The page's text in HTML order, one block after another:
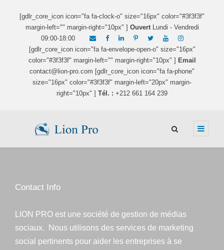
[gdlr_core_icon icon="fa fa-clock-o" size="16px" color="#3f3f3f"
margin-left="" margin-right="10px" ] OuvertLundi - Vendredi
09:00-18:00
[gdlr_core_icon icon="fa fa-envelope-open-o" size="16px"
color="#3f3f3f" margin-left="" margin-right="10px" ] Email
contact@lion-pro.com [gdlr_core_icon icon="fa fa-phone"
size="16px" color="#3f3f3f" margin-left="20px" margin-
right="10px" ] Tél. : +212 661 164 239
Contact Info
LION PRO est une société de gestion de médias
sociaux. Nous utilisons des services de marketing
social pertinents pour aider les entreprises à se